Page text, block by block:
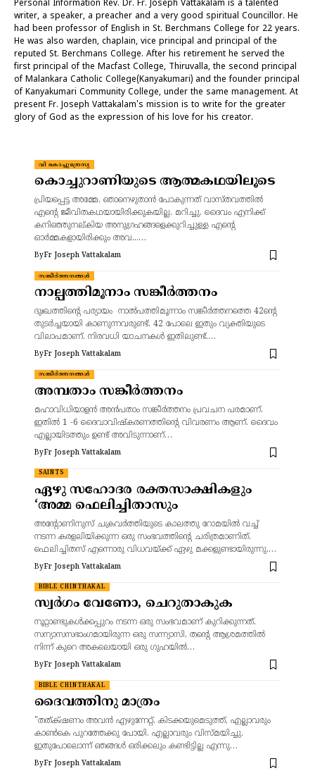
Personal Information Rev. Dr. Fr. Joseph Vattakalam is a talented
writer, a speaker, a preacher and a very good spiritual Councillor. He
had been professor of English in St. Berchmans College for 22 years.
He was also warden, chaplain, vice principal and principal of the
reputed St. Berchmans College. After his retirement he served the
first principal of the Macfast College, Thiruvalla, the second principal
of Malankara Catholic College(Kanyakumari) and the founder principal
of Kanyakumari Community College, under the same management. At
present Fr. Joseph Vattakalam's mission is to write for the greater
glory of God as the expression of his love for his creator.
വി കൊച്ചുത്രേസ്യ
കൊച്ചുറാണിയുടെ ആത്മകഥയിലൂടെ
പ്രിയപ്പെട്ട അമ്മേ, ഞാനെഴുതാൻ പോകുന്നത് വാസ്തവത്തിൽ
എന്റെ ജീവിതകഥയായിരിക്കുകയില്ല. മറിച്ചു, ദൈവം എനിക്ക്
കനിഞ്ഞുനല്കിയ അനുഗ്രഹങ്ങളെക്കുറിച്ചുള്ള എന്റെ
ഓർമ്മകളായിരിക്കും അവ...…
ByFr Joseph Vattakalam
സങ്കീർത്തനങ്ങൾ
നാല്പത്തിമൂനാം സങ്കീർത്തനം
ദുഃഖത്തിന്റെ പര്യായം നാൽപത്തിമൂന്നാം സങ്കീർത്തനത്തെ 42ന്റെ
തുടർച്ചയായി കാണുന്നവരുണ്ട്. 42 പോലെ ഇതും വ്യക്തിയുടെ
വിലാപമാണ്. നിരവധി യാചനകൾ ഇതിലുണ്ട്.…
ByFr Joseph Vattakalam
സങ്കീർത്തനങ്ങൾ
അമ്പതാം സങ്കീർത്തനം
മഹാവിധിയാളൻ അൻപതാം സങ്കീർത്തനം പ്രവചന പരമാണ്.
ഇതിൽ 1 -6 ദൈവാവിഷ്കരണത്തിന്റെ വിവരണം ആണ്. ദൈവം
എല്ലായിടത്തും ഉണ്ട് അവിടുന്നാണ്…
ByFr Joseph Vattakalam
SAINTS
ഏഴു സഹോദര രക്തസാക്ഷികളും
‘അമ്മ ഫെലിച്ചിതാസും
അന്റോണിനുസ് ചക്രവർത്തിയുടെ കാലത്തു റോമയിൽ വച്ച്
നടന്ന കരളലിയിക്കുന്ന ഒരു സംഭവത്തിന്റെ ചരിത്രമാണിത്.
ഫെലിച്ചിതസ് എന്നൊരു വിധവയ്ക്ക് ഏഴു മക്കളുണ്ടായിരുന്നു.…
ByFr Joseph Vattakalam
BIBLE CHINTHAKAL
സ്വർഗം വേണോ, ചെറുതാകുക
നൂറ്റാണ്ടുകൾക്കപ്പുറം നടന്ന ഒരു സംഭവമാണ് കുറിക്കുന്നത്.
സന്യാസസഭാംഗമായിരുന്ന ഒരു സന്ന്യാസി, തന്റെ ആശ്രമത്തിൽ
നിന്ന് കുറെ അകലെയായി ഒരു ഗുഹയിൽ…
ByFr Joseph Vattakalam
BIBLE CHINTHAKAL
ദൈവത്തിനു മാത്രം
"തത്‌ക്‌ഷണം അവന്‍ എഴുന്നേറ്റ്‌, കിടക്കയുമെടുത്ത്‌, എല്ലാവരും
കാണ്‍കെ പുറത്തേക്കു പോയി. എല്ലാവരും വിസ്‌മയിച്ചു.
ഇതുപോലൊന്ന്‌ ഞങ്ങള്‍ ഒരിക്കലും കണ്ടിട്ടില്ല എന്നു…
ByFr Joseph Vattakalam